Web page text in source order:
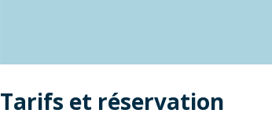
Tarifs et réservation